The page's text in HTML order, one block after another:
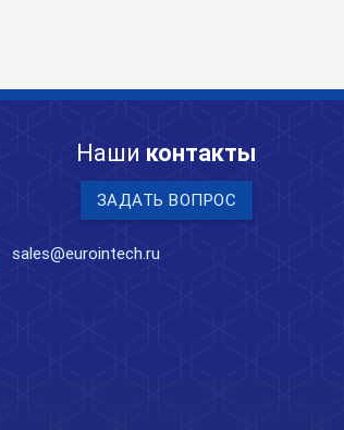
Наши контакты
ЗАДАТЬ ВОПРОС
sales@eurointech.ru